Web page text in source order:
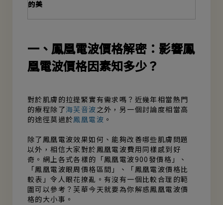
的美
一、鳳凰電波價格解密：影響鳳
凰電波價格因素知多少？
對於肌膚的拉提緊實有需求嗎？近幾年相當熱門
的療程除了海芙音波之外，另一個討論度相當高
的途徑莫過於鳳凰電波 。
除了鳳凰電波效果如何、能夠改善哪些肌膚問題
以外，相信大家對於鳳凰電波費用同樣感到好
奇。網上各式各樣的「鳳凰電波900發價格」、
「鳳凰電波眼周價格區間」、「鳳凰電波價格比
較表」令人眼花撩亂。有沒有一個比較合理的範
圍可以參考？芙華今天就要為你解惑鳳凰電波價
格的大小事。